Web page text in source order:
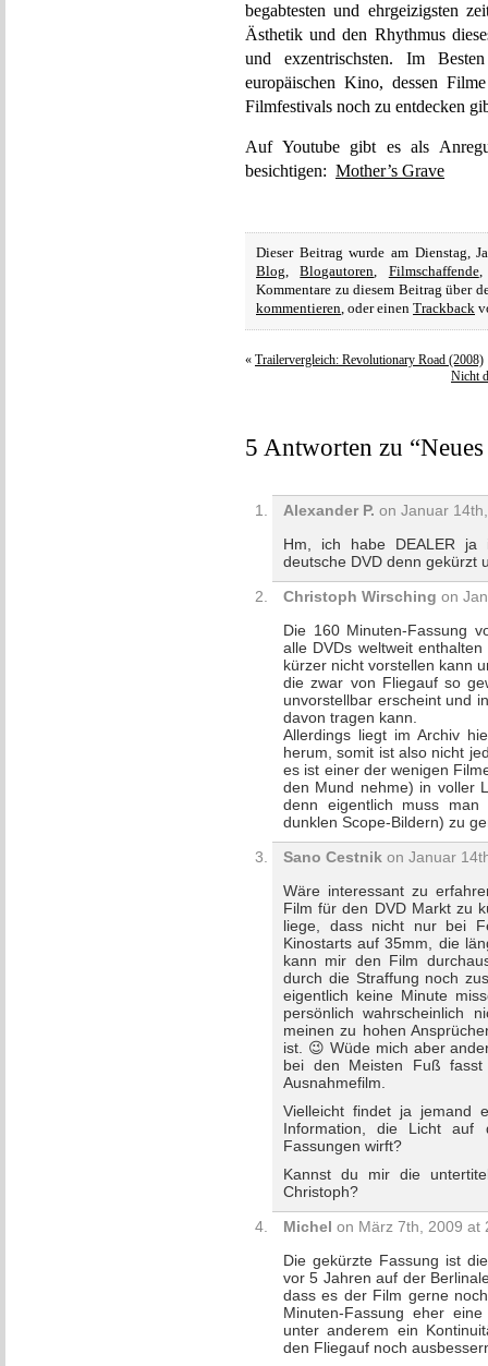
begabtesten und ehrgeizigsten
Ästhetik und den Rhythmus
und exzentrischsten. Im
europäischen Kino, dessen
Filmfestivals noch zu entdecken
Auf Youtube gibt es als
besichtigen: Mother’s Grave
Dieser Beitrag wurde am Dienstag,
Blog,Blogautoren, Filmschaffende
Kommentare zu diesem Beitrag über
kommentieren, oder einen Trackback
« Trailervergleich: Revolutionary Road (2008)
Nicht
5 Antworten zu
Alexander P. on Januar
Hm, ich habe DEALER ja
deutsche DVD denn gekürzt
Christoph Wirsching on
Die 160 Minuten-Fassung
alle DVDs weltweit
kürzer nicht vorstellen kann
die zwar von Fliegauf so
unvorstellbar erscheint und
davon tragen kann.
Allerdings liegt im Archiv
herum, somit ist also nicht
es ist einer der wenigen
den Mund nehme) in voller
denn eigentlich muss
dunklen Scope-Bildern) zu
Sano Cestnik on Januar
Wäre interessant zu
Film für den DVD Markt zu
liege, dass nicht nur bei
Kinostarts auf 35mm, die
kann mir den Film
durch die Straffung noch
eigentlich keine Minute
persönlich wahrscheinlich
meinen zu hohen
ist. 😉 Wüde mich aber
bei den Meisten Fuß
Ausnahmefilm.
Vielleicht findet ja jemand
Information, die Licht auf
Fassungen wirft?
Kannst du mir die
Christoph?
Michel on März 7th, 2009 at
Die gekürzte Fassung ist
vor 5 Jahren auf der
dass es der Film gerne
Minuten-Fassung eher
unter anderem ein
den Fliegauf noch